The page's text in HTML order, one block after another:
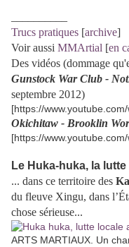
Trucs pratiques [archive]
Voir aussi MMArtial [en
Des vidéos (dommage
Gunstock War Club -
septembre 2012)
[https://
Okichitaw - Brooklin
[https://
Le Huka-huka, la
... dans ce territoire des
du fleuve Xingu, dans
chose sérieuse...
ARTS MARTIAUX. Un